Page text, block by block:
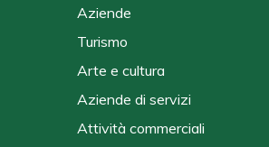
Aziende
Turismo
Arte e cultura
Aziende di servizi
Attività commerciali